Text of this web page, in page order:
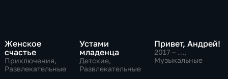
Женское
счастье
Приключения,
Развлекательные
Устами
младенца
Детские,
Развлекательные
Привет, Андрей!
2017 – …,
Музыкальные